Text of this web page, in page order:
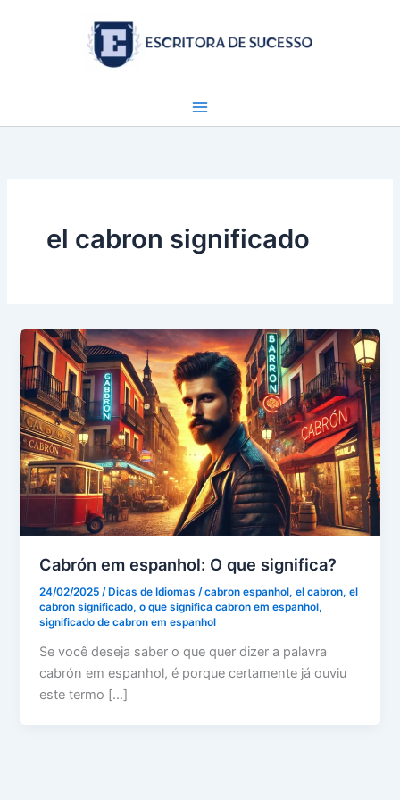
el cabron significado
Cabrón em espanhol: O que significa?
24/02/2025/ Dicas de Idiomas /cabron espanhol,el cabron,el
cabron significado,o que significa cabron em espanhol,
significado de cabron em espanhol
Se você deseja saber o que quer dizer a palavra
cabrón em espanhol, é porque certamente já ouviu
este termo […]